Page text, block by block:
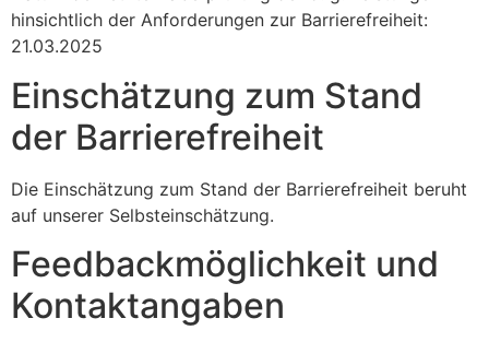
hinsichtlich der Anforderungen zur Barrierefreiheit:
21.03.2025
Einschätzung zum Stand
der Barrierefreiheit
Die Einschätzung zum Stand der Barrierefreiheit beruht
auf unserer Selbsteinschätzung.
Feedbackmöglichkeit und
Kontaktangaben